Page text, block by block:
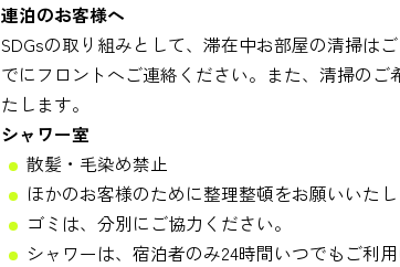
連泊のお客様へ
SDGsの取り組みとして、滞在中お部屋の清掃は
でにフロントへご連絡ください。また、清掃の
たします。
シャワー室
散髪・毛染め禁止
ほかのお客様のために整理整頓をお願いいたし
ゴミは、分別にご協力ください。
シャワーは、宿泊者のみ24時間いつでもご利用